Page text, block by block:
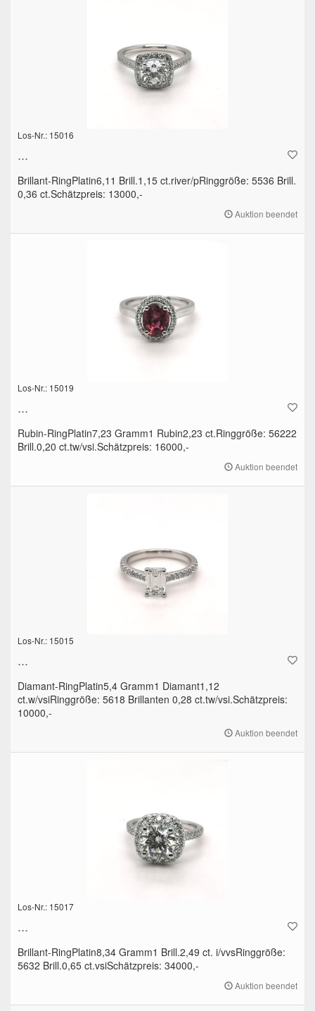
Los-Nr.: 15016
...
Brillant-RingPlatin6,11 Brill.1,15 ct.river/pRinggröße: 5536 Brill.
0,36 ct.Schätzpreis: 13000,-
Auktion beendet
Los-Nr.: 15019
...
Rubin-RingPlatin7,23 Gramm1 Rubin2,23 ct.Ringgröße: 56222
Brill.0,20 ct.tw/vsi.Schätzpreis: 16000,-
Auktion beendet
Los-Nr.: 15015
...
Diamant-RingPlatin5,4 Gramm1 Diamant1,12
ct.w/vsiRinggröße: 5618 Brillanten 0,28 ct.tw/vsi.Schätzpreis:
10000,-
Auktion beendet
Los-Nr.: 15017
...
Brillant-RingPlatin8,34 Gramm1 Brill.2,49 ct. i/vvsRinggröße:
5632 Brill.0,65 ct.vsiSchätzpreis: 34000,-
Auktion beendet